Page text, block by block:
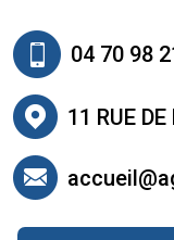
04 70 98
11 RUE